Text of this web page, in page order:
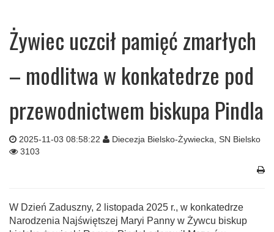
Żywiec uczcił pamięć zmarłych
– modlitwa w konkatedrze pod
przewodnictwem biskupa Pindla
2025-11-03 08:58:22
Diecezja Bielsko-Żywiecka, SN Bielsko
3103
W Dzień Zaduszny, 2 listopada 2025 r., w konkatedrze
Narodzenia Najświętszej Maryi Panny w Żywcu biskup